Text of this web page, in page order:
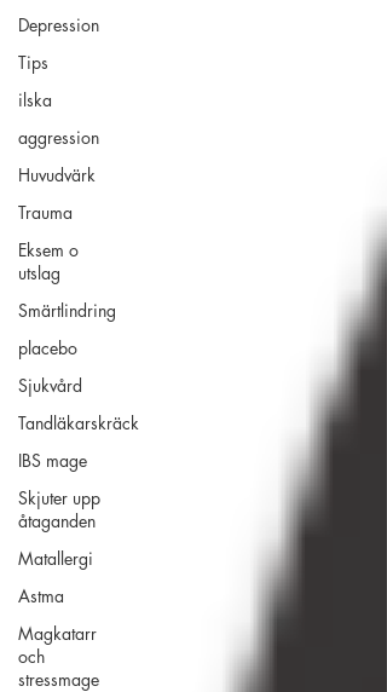
Depression
Tips
ilska
aggression
Huvudvärk
Trauma
Eksem o
utslag
Smärtlindring
placebo
Sjukvård
Tandläkarskräck
IBS mage
Skjuter upp
åtaganden
Matallergi
Astma
Magkatarr
och
stressmage